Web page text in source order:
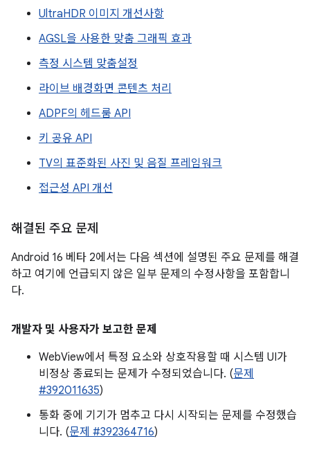
UltraHDR 이미지 개선사항
AGSL을 사용한 맞춤 그래픽 효과
측정 시스템 맞춤설정
라이브 배경화면 콘텐츠 처리
ADPF의 헤드룸 API
키 공유 API
TV의 표준화된 사진 및 음질 프레임워크
접근성 API 개선
해결된 주요 문제
Android 16 베타 2에서는 다음 섹션에 설명된 주요 문제를 해결
하고 여기에 언급되지 않은 일부 문제의 수정사항을 포함합니
다.
개발자 및 사용자가 보고한 문제
WebView에서 특정 요소와 상호작용할 때 시스템 UI가
비정상 종료되는 문제가 수정되었습니다. (문제
#392011635)
통화 중에 기기가 멈추고 다시 시작되는 문제를 수정했습
니다. (문제 #392364716)